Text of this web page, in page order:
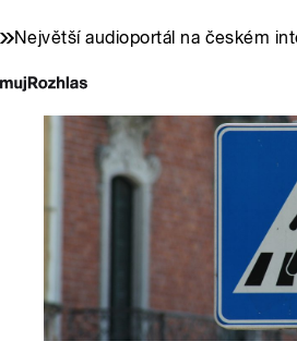
Největší audioportál na českém